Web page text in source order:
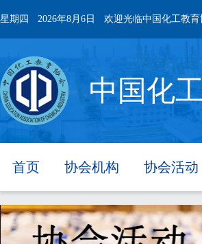
星期四 2026年8月6日 欢迎光临中国化工教育
中国化
首页 协会机构 协会活动